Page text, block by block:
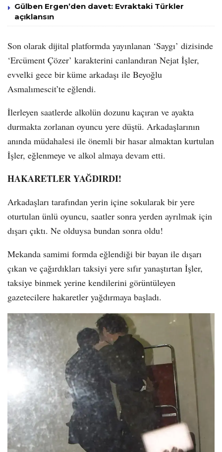
Gülben Ergen’den davet: Evraktaki Türkler
açıklansın
Son olarak dijital platformda yayınlanan ‘Saygı’ dizisinde
‘Ercüment Çözer’ karakterini canlandıran Nejat İşler,
evvelki gece bir küme arkadaşı ile Beyoğlu
Asmalımescit’te eğlendi.
İlerleyen saatlerde alkolün dozunu kaçıran ve ayakta
durmakta zorlanan oyuncu yere düştü. Arkadaşlarının
anında müdahalesi ile önemli bir hasar almaktan kurtulan
İşler, eğlenmeye ve alkol almaya devam etti.
HAKARETLER YAĞDIRDI!
Arkadaşları tarafından yerin içine sokularak bir yere
oturtulan ünlü oyuncu, saatler sonra yerden ayrılmak için
dışarı çıktı. Ne olduysa bundan sonra oldu!
Mekanda samimi formda eğlendiği bir bayan ile dışarı
çıkan ve çağırdıkları taksiyi yere sıfır yanaştırtan İşler,
taksiye binmek yerine kendilerini görüntüleyen
gazetecilere hakaretler yağdırmaya başladı.